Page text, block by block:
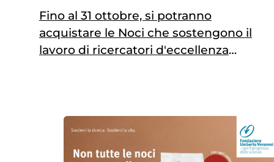
Fino al 31 ottobre, si potranno
acquistare le Noci che sostengono il
lavoro di ricercatori d'eccellenza